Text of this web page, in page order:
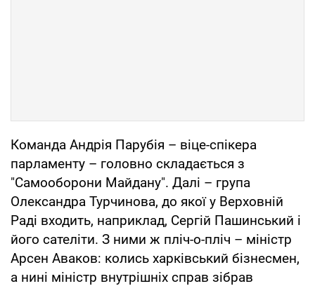
Команда Андрія Парубія – віце-спікера
парламенту – головно складається з
"Самооборони Майдану". Далі – група
Олександра Турчинова, до якої у Верховній
Раді входить, наприклад, Сергій Пашинський і
його сателіти. З ними ж пліч-о-пліч – міністр
Арсен Аваков: колись харківський бізнесмен,
а нині міністр внутрішніх справ зібрав